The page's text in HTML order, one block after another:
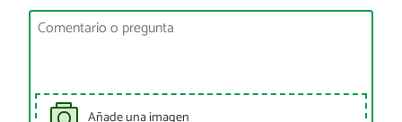
Añade una imagen